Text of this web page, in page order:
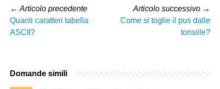
← Articolo precedente
Quanti caratteri tabella
ASCII?
Articolo successivo →
Come si toglie il pus dalle
tonsille?
Domande simili